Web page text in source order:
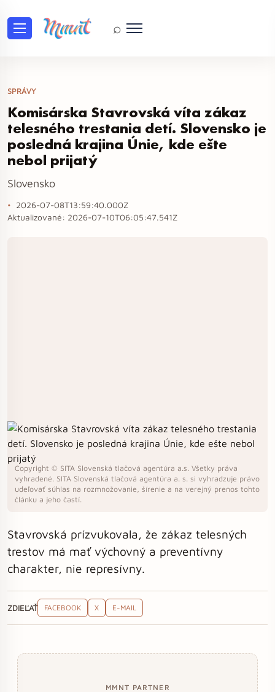
⌕
SPRÁVY
Komisárska Stavrovská víta zákaz
telesného trestania detí. Slovensko je
posledná krajina Únie, kde ešte
nebol prijatý
Slovensko
2026-07-08T13:59:40.000Z
Aktualizované: 2026-07-10T06:05:47.541Z
Copyright © SITA Slovenská tlačová agentúra a.s. Všetky práva
vyhradené. SITA Slovenská tlačová agentúra a. s. si vyhradzuje právo
udeľovať súhlas na rozmnožovanie, šírenie a na verejný prenos tohto
článku a jeho častí.
Stavrovská prízvukovala, že zákaz telesných
trestov má mať výchovný a preventívny
charakter, nie represívny.
ZDIEĽAŤ FACEBOOK X E-MAIL
MMNT PARTNER